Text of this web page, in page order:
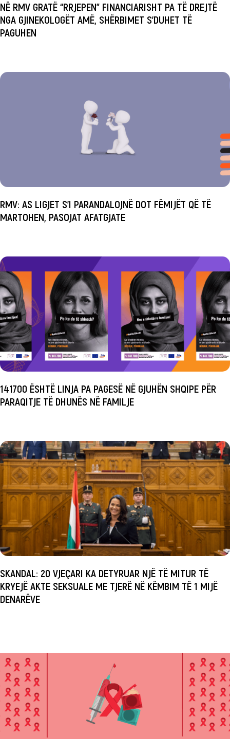
NË RMV GRATË “RRJEPEN” FINANCIARISHT PA TË DREJTË
NGA GJINEKOLOGËT AMË, SHËRBIMET S’DUHET TË
PAGUHEN
RMV: AS LIGJET S’I PARANDALOJNË DOT FËMIJËT QË TË
MARTOHEN, PASOJAT AFATGJATE
141700 ËSHTË LINJA PA PAGESË NË GJUHËN SHQIPE PËR
PARAQITJE TË DHUNËS NË FAMILJE
SKANDAL: 20 VJEÇARI KA DETYRUAR NJË TË MITUR TË
KRYEJË AKTE SEKSUALE ME TJERË NË KËMBIM TË 1 MIJË
DENARËVE